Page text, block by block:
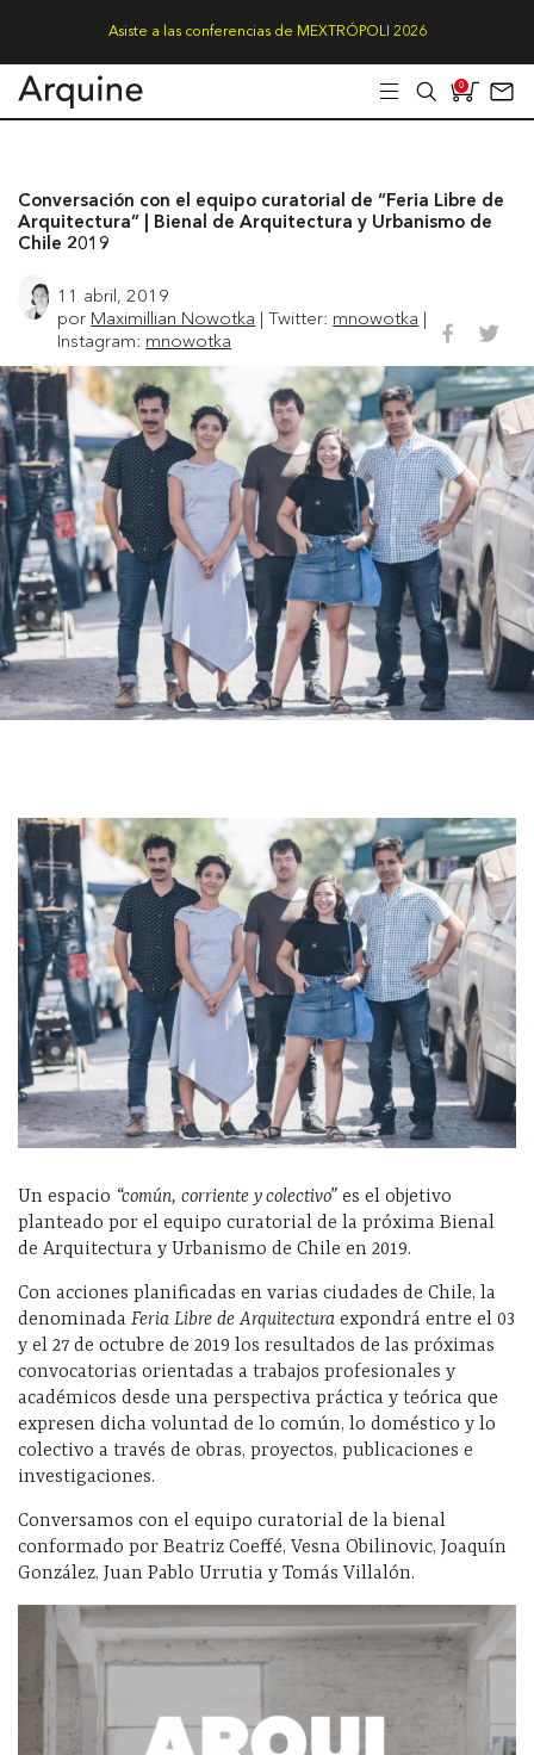
Asiste a las conferencias de MEXTRÓPOLI 2026
0
Conversación con el equipo curatorial de “Feria Libre de
Arquitectura” | Bienal de Arquitectura y Urbanismo de
Chile 2019
11 abril, 2019
por Maximillian Nowotka | Twitter: mnowotka |
Instagram: mnowotka
Un espacio “común, corriente y colectivo” es el objetivo
planteado por el equipo curatorial de la próxima Bienal
de Arquitectura y Urbanismo de Chile en 2019.
Con acciones planificadas en varias ciudades de Chile, la
denominada Feria Libre de Arquitectura expondrá entre el 03
y el 27 de octubre de 2019 los resultados de las próximas
convocatorias orientadas a trabajos profesionales y
académicos desde una perspectiva práctica y teórica que
expresen dicha voluntad de lo común, lo doméstico y lo
colectivo a través de obras, proyectos, publicaciones e
investigaciones.
Conversamos con el equipo curatorial de la bienal
conformado por Beatriz Coeffé, Vesna Obilinovic, Joaquín
González, Juan Pablo Urrutia y Tomás Villalón.